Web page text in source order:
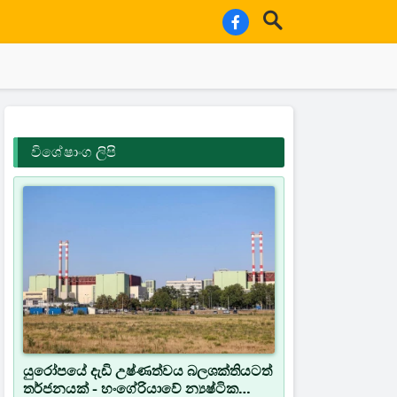
විශේෂාංග ලිපි
යුරෝපයේ දැඩි උෂ්ණත්වය බලශක්තියටත්
තර්ජනයක් - හංගේරියාවේ න්‍යෂ්ටික